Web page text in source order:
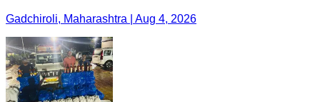
Gadchiroli, Maharashtra | Aug 4, 2026